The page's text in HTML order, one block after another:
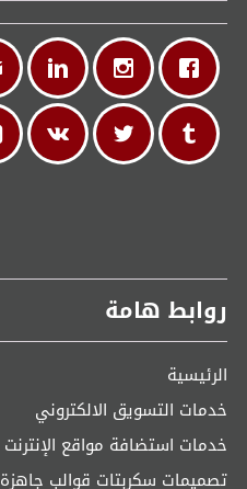
روابط هامة
الرئيسية
خدمات التسويق الالكتروني
خدمات استضافة مواقع الإنترنت
تصميمات سكربتات قوالب جاهزة